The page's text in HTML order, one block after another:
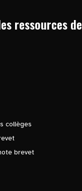
ressources de
collèges
brevet